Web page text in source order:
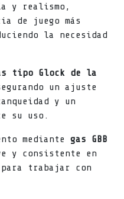
y realismo,
de juego más
la necesidad
tipo Glock de la
un ajuste
y un
su uso.
mediante gas GBB
y consistente en
trabajar con